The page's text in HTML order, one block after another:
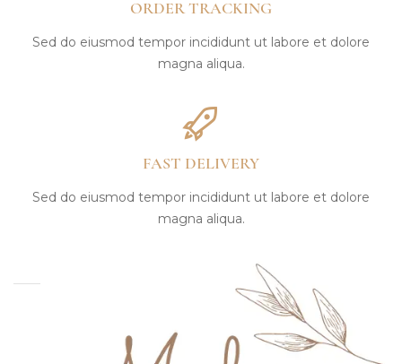
ORDER TRACKING
Sed do eiusmod tempor incididunt ut labore et dolore
magna aliqua.
FAST DELIVERY
Sed do eiusmod tempor incididunt ut labore et dolore
magna aliqua.